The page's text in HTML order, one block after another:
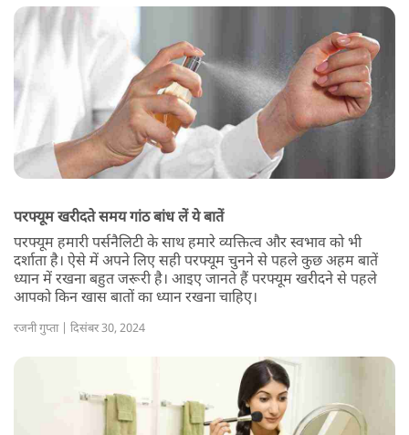
परफ्यूम खरीदते समय गांठ बांध लें ये बातें
परफ्यूम हमारी पर्सनैलिटी के साथ हमारे व्यक्तित्व और स्वभाव को भी
दर्शाता है। ऐसे में अपने लिए सही परफ्यूम चुनने से पहले कुछ अहम बातें
ध्यान में रखना बहुत जरूरी है। आइए जानते हैं परफ्यूम खरीदने से पहले
आपको किन खास बातों का ध्यान रखना चाहिए।
रजनी गुप्ता | दिसंबर 30, 2024